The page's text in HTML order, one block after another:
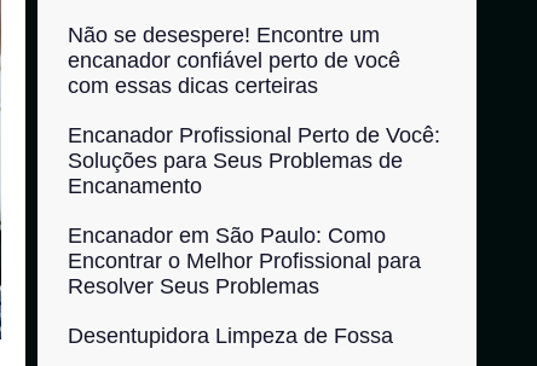
Não se desespere! Encontre um
encanador confiável perto de você
com essas dicas certeiras
Encanador Profissional Perto de Você:
Soluções para Seus Problemas de
Encanamento
Encanador em São Paulo: Como
Encontrar o Melhor Profissional para
Resolver Seus Problemas
Desentupidora Limpeza de Fossa